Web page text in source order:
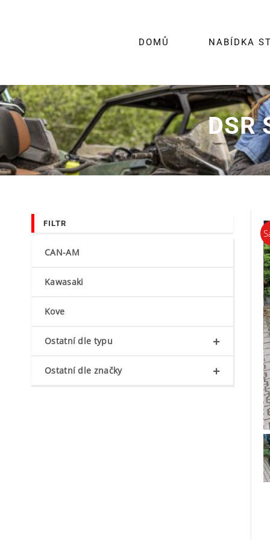
DOMŮ NABÍDKA
DSR
FILTR
CAN-AM
Kawasaki
Kove
+
Ostatní dle typu
+
Ostatní dle značky